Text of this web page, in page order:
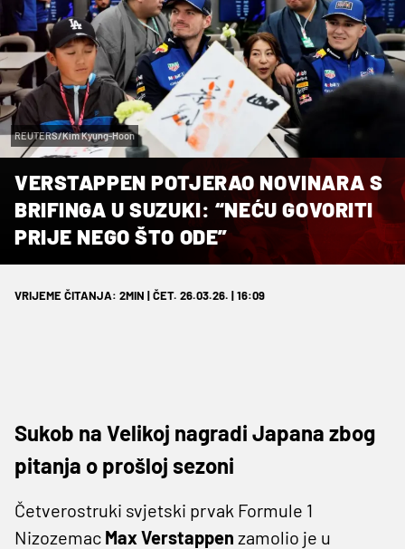
REUTERS/Kim Kyung-Hoon
VERSTAPPEN POTJERAO NOVINARA S
BRIFINGA U SUZUKI: “NEĆU GOVORITI
PRIJE NEGO ŠTO ODE”
VRIJEME ČITANJA: 2MIN | ČET. 26.03.26. | 16:09
Sukob na Velikoj nagradi Japana zbog
pitanja o prošloj sezoni
Četverostruki svjetski prvak Formule 1
Nizozemac Max Verstappen zamolio je u